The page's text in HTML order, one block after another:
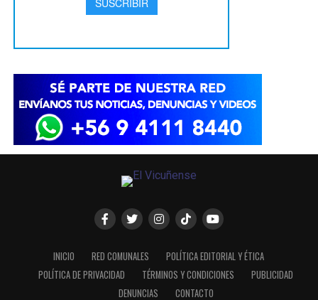
INICIO RED COMUNALES
POLÍTICA EDITORIAL Y ÉTICA
POLÍTICA DE PRIVACIDAD
TÉRMINOS Y CONDICIONES
PUBLICIDAD
DENUNCIAS
CONTACTO